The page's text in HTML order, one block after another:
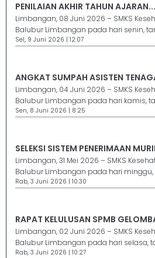
PENILAIAN AKHIR TAHUN AJARAN...
Limbangan, 08 Juni 2026 – SMKS
Balubur Limbangan pada hari senin,
Sel, 9 Juni 2026 | 12:07
ANGKAT SUMPAH ASISTEN
Limbangan, 04 Juni 2026 – SMKS
Balubur Limbangan pada hari kamis,
Sen, 8 Juni 2026 | 8:25
SELEKSI SISTEM PENERIMAAN
Limbangan, 31 Mei 2026 – SMKS
Balubur Limbangan pada hari minggu,
Rab, 3 Juni 2026 | 10:30
RAPAT KELULUSAN SPMB
Limbangan, 02 Juni 2026 – SMKS
Balubur Limbangan pada hari selasa,
Rab, 3 Juni 2026 | 10:27